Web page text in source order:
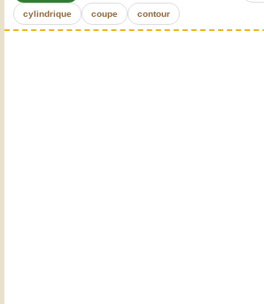
cylindrique coupe contour